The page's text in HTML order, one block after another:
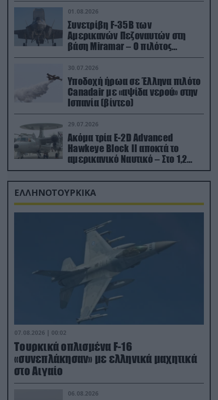
01.08.2026
Συνετρίβη F-35B των
Αμερικανών Πεζοναυτών στη
βάση Miramar – Ο πιλότος
εκτινάχθηκε εγκαίρως
30.07.2026
Υποδοχή ήρωα σε Έλληνα πιλότο
Canadair με «αψίδα νερού» στην
Ισπανία (βίντεο)
29.07.2026
Ακόμα τρία E-2D Advanced
Hawkeye Block II αποκτά το
αμερικανικό Ναυτικό – Στο 1,2
δισ.δολάρια το κόστος
ΕΛΛΗΝΟΤΟΥΡΚΙΚΑ
07.08.2026 | 00:02
Τουρκικά οπλισμένα F-16
«συνεπλάκησαν» με ελληνικά μαχητικά
στο Αιγαίο
06.08.2026